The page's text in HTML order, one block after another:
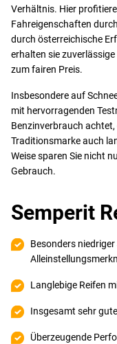
Verhältnis. Hier
Fahreigenschaften
durch österreichische
erhalten sie
zum fairen Preis.
Insbesondere auf
mit hervorragenden
Benzinverbrauch
Traditionsmarke auch
Weise sparen Sie nicht
Gebrauch.
Semperit
Besonders
Langlebige Reifen
Insgesamt sehr
Überzeugende